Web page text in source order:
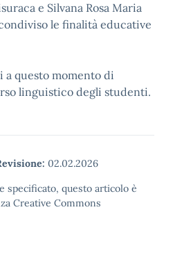
e Silvana Rosa Maria
le finalità educative
a questo momento di
linguistico degli studenti.
02.02.2026
specificato, questo articolo è
Creative Commons